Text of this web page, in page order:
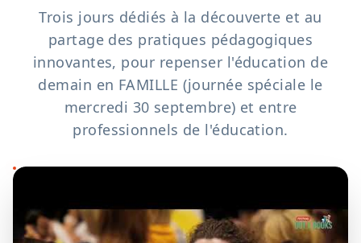
Trois jours dédiés à la découverte et au
partage des pratiques pédagogiques
innovantes, pour repenser l'éducation de
demain en FAMILLE (journée spéciale le
mercredi 30 septembre) et entre
professionnels de l'éducation.